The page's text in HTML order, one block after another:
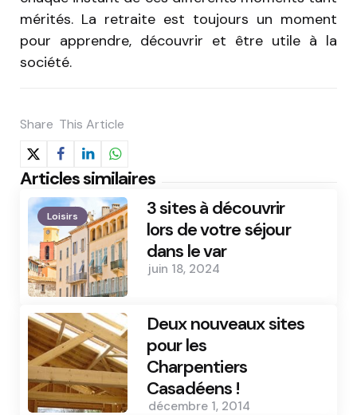
mérités. La retraite est toujours un moment
pour apprendre, découvrir et être utile à la
société.
Share This Article
Articles similaires
Loisirs
3 sites à découvrir
lors de votre séjour
dans le var
juin 18, 2024
Deux nouveaux sites
pour les
Charpentiers
Casadéens !
décembre 1, 2014